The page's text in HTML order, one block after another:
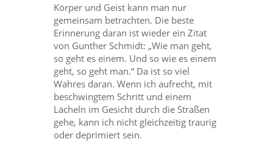
Körper und Geist kann man nur
gemeinsam betrachten. Die beste
Erinnerung daran ist wieder ein Zitat
von Gunther Schmidt: „Wie man geht,
so geht es einem. Und so wie es einem
geht, so geht man.“ Da ist so viel
Wahres daran. Wenn ich aufrecht, mit
beschwingtem Schritt und einem
Lächeln im Gesicht durch die Straßen
gehe, kann ich nicht gleichzeitig traurig
oder deprimiert sein.